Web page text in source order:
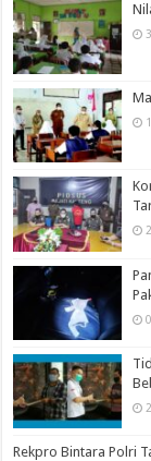
Rekpro Bintara Polri